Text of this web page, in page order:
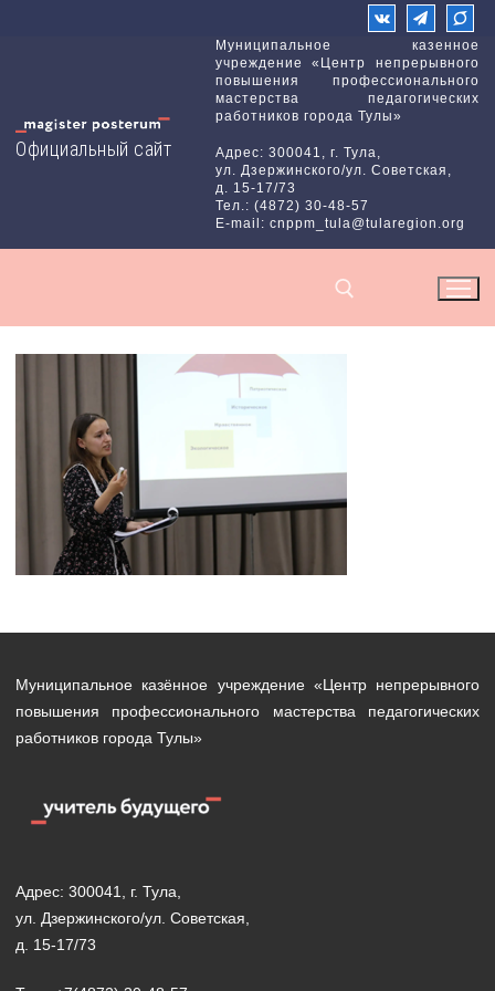
Официальный сайт
Муниципальное казенное
учреждение «Центр непрерывного
повышения профессионального
мастерства педагогических
работников города Тулы»
Адрес: 300041, г. Тула,
ул. Дзержинского/ул. Советская,
д. 15-17/73
Тел.: (4872) 30-48-57
E-mail: cnppm_tula@tularegion.org
Найти:
Муниципальное казённое учреждение «Центр непрерывного
повышения профессионального мастерства педагогических
работников города Тулы»
Адрес: 300041, г. Тула,
ул. Дзержинского/ул. Советская,
д. 15-17/73